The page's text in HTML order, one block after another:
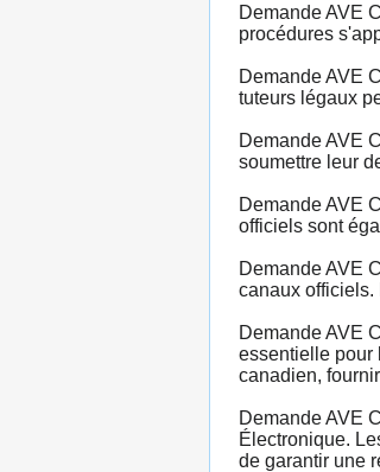
Demande AVE
procédures
Demande AVE
tuteurs légaux
Demande AVE
soumettre leur
Demande AVE
officiels sont
Demande AVE
canaux officiels.
Demande AVE
essentielle pour
canadien,
Demande AVE
Électronique.
de garantir une